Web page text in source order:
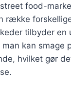
food-
række
tilbyder en
kan smage
hvilket gør